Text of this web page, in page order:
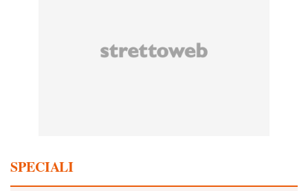
SPECIALI